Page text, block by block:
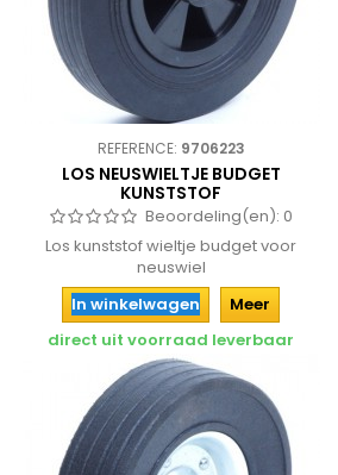
REFERENCE: 9706223
LOS NEUSWIELTJE BUDGET
KUNSTSTOF
Beoordeling(en): 0
Los kunststof wieltje budget voor
neuswiel
In winkelwagen
Meer
direct uit voorraad leverbaar